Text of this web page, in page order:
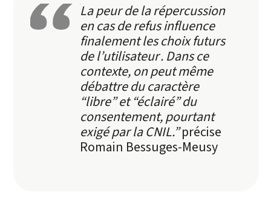
La peur de la répercussion
en cas de refus influence
finalement les choix futurs
de l’utilisateur . Dans ce
contexte, on peut même
débattre du caractère
“libre” et “éclairé” du
consentement, pourtant
exigé par la CNIL.”précise
Romain Bessuges-Meusy